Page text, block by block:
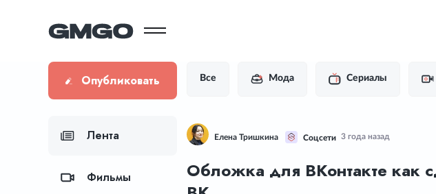
Опубликовать
Лента
Фильмы
Все Мода Сериалы
Елена Тришкина Соцсети 3 года назад
Обложка для ВКонтакте как